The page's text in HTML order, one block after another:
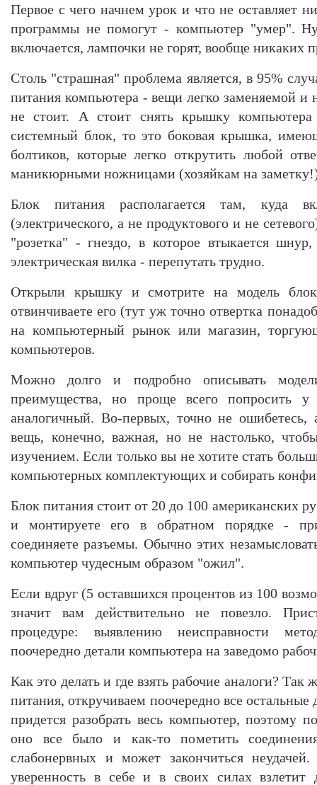
Первое с чего начнем урок и что не оставляет
программы не помогут - компьютер "умер".
включается, лампочки не горят, вообще никаких
Столь "страшная" проблема является, в 95%
питания компьютера - вещи легко заменяемой и
не стоит. А стоит снять крышку
системный блок, то это боковая крышка,
болтиков, которые легко открутить любой
маникюрными ножницами (хозяйкам на
Блок питания располагается там, куда
(электрического, а не продуктового и не
"розетка" - гнездо, в которое втыкается
электрическая вилка - перепутать трудно.
Открыли крышку и смотрите на модель
отвинчиваете его (тут уж точно отвертка
на компьютерный рынок или магазин,
компьютеров.
Можно долго и подробно описывать
преимущества, но проще всего попросить
аналогичный. Во-первых, точно не ошибетесь,
вещь, конечно, важная, но не настолько,
изучением. Если только вы не хотите стать
компьютерных комплектующих и собирать
Блок питания стоит от 20 до 100 американских
и монтируете его в обратном порядке -
соединяете разъемы. Обычно этих
компьютер чудесным образом "ожил".
Если вдруг (5 оставшихся процентов из 100
значит вам действительно не повезло.
процедуре: выявлению неисправности
поочередно детали компьютера на заведомо
Как это делать и где взять рабочие аналоги?
питания, откручиваем поочередно все
придется разобрать весь компьютер, поэтому
оно все было и как-то пометить
слабонервных и может закончиться
уверенность в себе и в своих силах